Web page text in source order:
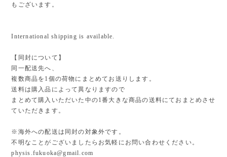
もございます。
International shipping is available.
【同封について】
同一配送先へ、
複数商品を1個の荷物にまとめてお送りします。
送料は購入品によって異なりますので
まとめて購入いただいた中の1番大きな商品の送料にておまとめさせ
ていただきます。
※海外への配送は同封の対象外です。
不明なことがございましたらお気軽にお問い合わせください。
physis.fukuoka@gmail.com